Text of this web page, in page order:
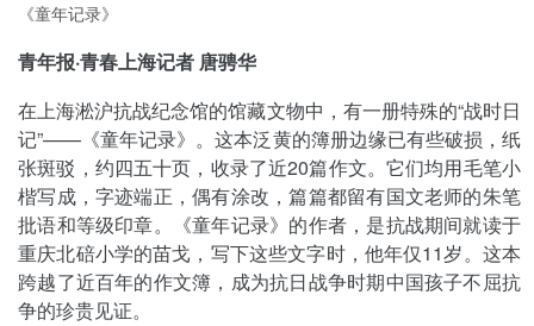
《童年记录》
青年报·青春上海记者 唐骋华
在上海淞沪抗战纪念馆的馆藏文物中，有一册特殊的“战时日
记”——《童年记录》。这本泛黄的簿册边缘已有些破损，纸
张斑驳，约四五十页，收录了近20篇作文。它们均用毛笔小
楷写成，字迹端正，偶有涂改，篇篇都留有国文老师的朱笔
批语和等级印章。《童年记录》的作者，是抗战期间就读于
重庆北碚小学的苗戈，写下这些文字时，他年仅11岁。这本
跨越了近百年的作文簿，成为抗日战争时期中国孩子不屈抗
争的珍贵见证。